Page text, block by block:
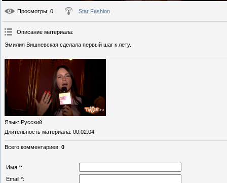
Просмотры: 0 Star Fashion
Описание материала:
Эмилия Вишневская сделала первый шаг к лету.
Язык: Русский
Длительность материала: 00:02:04
Всего комментариев: 0
Имя *:
Email *: